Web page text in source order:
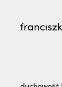
Prawie